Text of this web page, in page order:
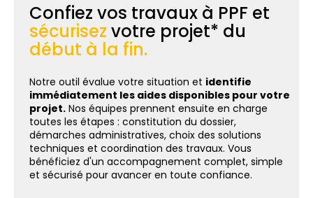
Confiez vos travaux à PPF et
sécurisez votre projet* du
début à la fin.
Notre outil évalue votre situation et identifie
immédiatement les aides disponibles pour votre
projet. Nos équipes prennent ensuite en charge
toutes les étapes : constitution du dossier,
démarches administratives, choix des solutions
techniques et coordination des travaux. Vous
bénéficiez d'un accompagnement complet, simple
et sécurisé pour avancer en toute confiance.